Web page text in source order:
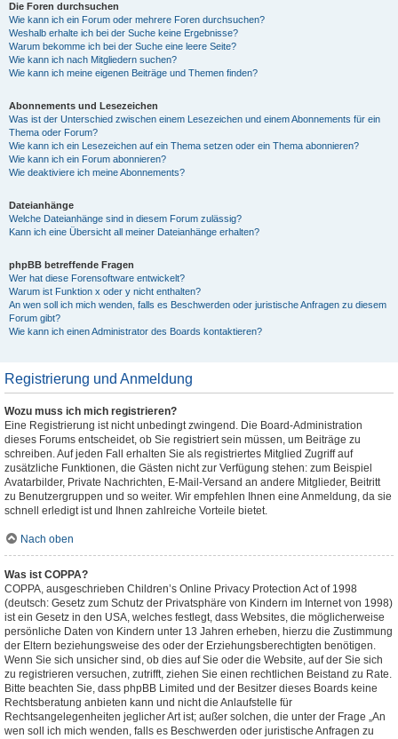
Die Foren durchsuchen
Wie kann ich ein Forum oder mehrere Foren durchsuchen?
Weshalb erhalte ich bei der Suche keine Ergebnisse?
Warum bekomme ich bei der Suche eine leere Seite?
Wie kann ich nach Mitgliedern suchen?
Wie kann ich meine eigenen Beiträge und Themen finden?
Abonnements und Lesezeichen
Was ist der Unterschied zwischen einem Lesezeichen und einem Abonnements für ein
Thema oder Forum?
Wie kann ich ein Lesezeichen auf ein Thema setzen oder ein Thema abonnieren?
Wie kann ich ein Forum abonnieren?
Wie deaktiviere ich meine Abonnements?
Dateianhänge
Welche Dateianhänge sind in diesem Forum zulässig?
Kann ich eine Übersicht all meiner Dateianhänge erhalten?
phpBB betreffende Fragen
Wer hat diese Forensoftware entwickelt?
Warum ist Funktion x oder y nicht enthalten?
An wen soll ich mich wenden, falls es Beschwerden oder juristische Anfragen zu diesem
Forum gibt?
Wie kann ich einen Administrator des Boards kontaktieren?
Registrierung und Anmeldung
Wozu muss ich mich registrieren?
Eine Registrierung ist nicht unbedingt zwingend. Die Board-Administration
dieses Forums entscheidet, ob Sie registriert sein müssen, um Beiträge zu
schreiben. Auf jeden Fall erhalten Sie als registriertes Mitglied Zugriff auf
zusätzliche Funktionen, die Gästen nicht zur Verfügung stehen: zum Beispiel
Avatarbilder, Private Nachrichten, E-Mail-Versand an andere Mitglieder, Beitritt
zu Benutzergruppen und so weiter. Wir empfehlen Ihnen eine Anmeldung, da sie
schnell erledigt ist und Ihnen zahlreiche Vorteile bietet.
Nach oben
Was ist COPPA?
COPPA, ausgeschrieben Children’s Online Privacy Protection Act of 1998
(deutsch: Gesetz zum Schutz der Privatsphäre von Kindern im Internet von 1998)
ist ein Gesetz in den USA, welches festlegt, dass Websites, die möglicherweise
persönliche Daten von Kindern unter 13 Jahren erheben, hierzu die Zustimmung
der Eltern beziehungsweise des oder der Erziehungsberechtigten benötigen.
Wenn Sie sich unsicher sind, ob dies auf Sie oder die Website, auf der Sie sich
zu registrieren versuchen, zutrifft, ziehen Sie einen rechtlichen Beistand zu Rate.
Bitte beachten Sie, dass phpBB Limited und der Besitzer dieses Boards keine
Rechtsberatung anbieten kann und nicht die Anlaufstelle für
Rechtsangelegenheiten jeglicher Art ist; außer solchen, die unter der Frage „An
wen soll ich mich wenden, falls es Beschwerden oder juristische Anfragen zu